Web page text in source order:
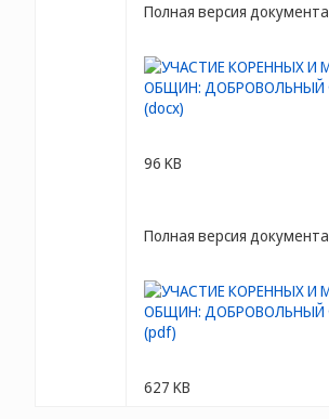
Полная версия документа
96 KB
Полная версия документа
627 KB